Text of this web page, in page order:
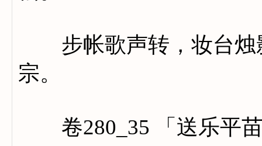
步帐歌声转，妆台烛
宗。
卷280_35 「送乐平苗